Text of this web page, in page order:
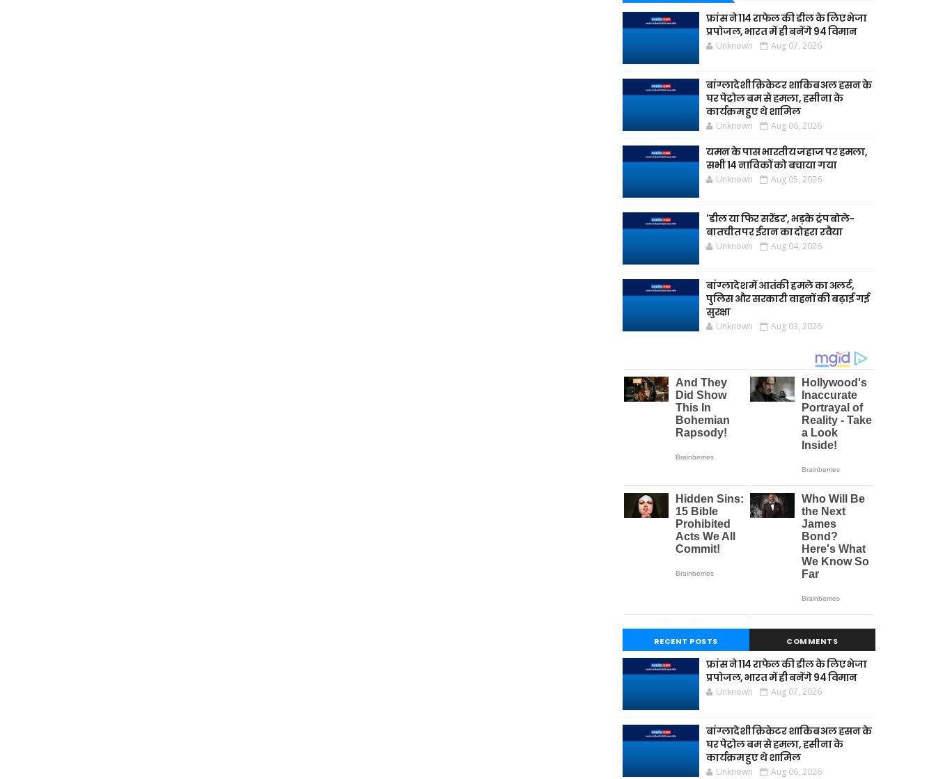
फ्रांस ने 114 राफेल की डील के लिए भेजा
प्रपोजल, भारत में ही बनेंगे 94 विमान
Unknown Aug 07, 2026
बांग्लादेशी क्रिकेटर शाकिब अल हसन के
घर पेट्रोल बम से हमला, हसीना के
कार्यक्रम हुए थे शामिल
Unknown Aug 06, 2026
यमन के पास भारतीय जहाज पर हमला,
सभी 14 नाविकों को बचाया गया
Unknown Aug 05, 2026
'डील या फिर सरेंडर', भड़के ट्रंप बोले-
बातचीत पर ईरान का दोहरा रवैया
Unknown Aug 04, 2026
बांग्लादेश में आतंकी हमले का अलर्ट,
पुलिस और सरकारी वाहनों की बढ़ाई गई
सुरक्षा
Unknown Aug 03, 2026
RECENT POSTS COMMENTS
फ्रांस ने 114 राफेल की डील के लिए भेजा
प्रपोजल, भारत में ही बनेंगे 94 विमान
Unknown Aug 07, 2026
बांग्लादेशी क्रिकेटर शाकिब अल हसन के
घर पेट्रोल बम से हमला, हसीना के
कार्यक्रम हुए थे शामिल
Unknown Aug 06, 2026